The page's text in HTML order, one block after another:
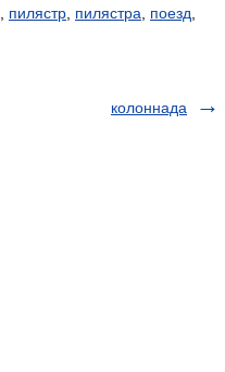
пилястр пилястра поезд
колоннада